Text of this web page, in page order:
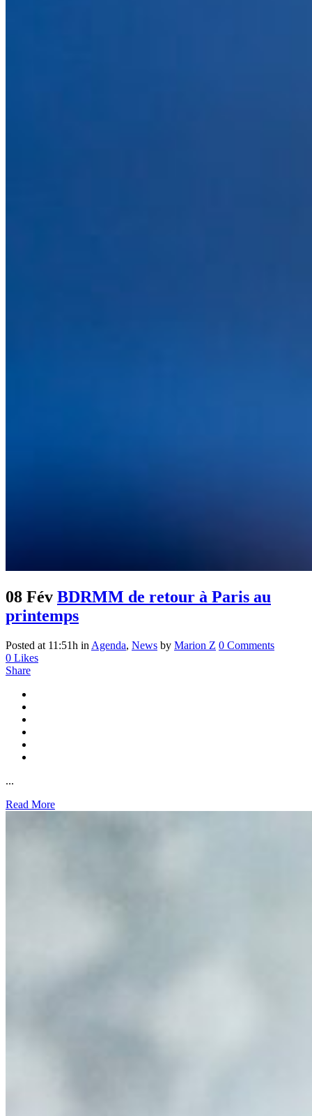
08 Fév BDRMM de retour à Paris au
printemps
Posted at 11:51h in Agenda, News by Marion Z 0 Comments
0 Likes
Share
...
Read More